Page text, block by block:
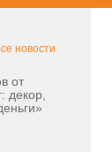
новости
от
декор,